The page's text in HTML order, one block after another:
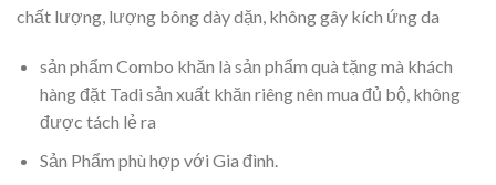
chất lượng, lượng bông dày dặn, không gây kích ứng da
sản phẩm Combo khăn là sản phẩm quà tặng mà khách
hàng đặt Tadi sản xuất khăn riêng nên mua đủ bộ, không
được tách lẻ ra
Sản Phẩm phù hợp với Gia đình.